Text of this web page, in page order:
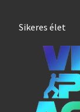
Sikeres élet